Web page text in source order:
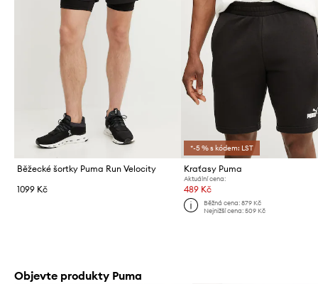
Běžecké šortky Puma Run Velocity
1099 Kč
*-5 % s kódem: LST
Kraťasy Puma
Aktuální cena:
489 Kč
Běžná cena: 879 Kč
Nejnižší cena: 509 Kč
Objevte produkty Puma